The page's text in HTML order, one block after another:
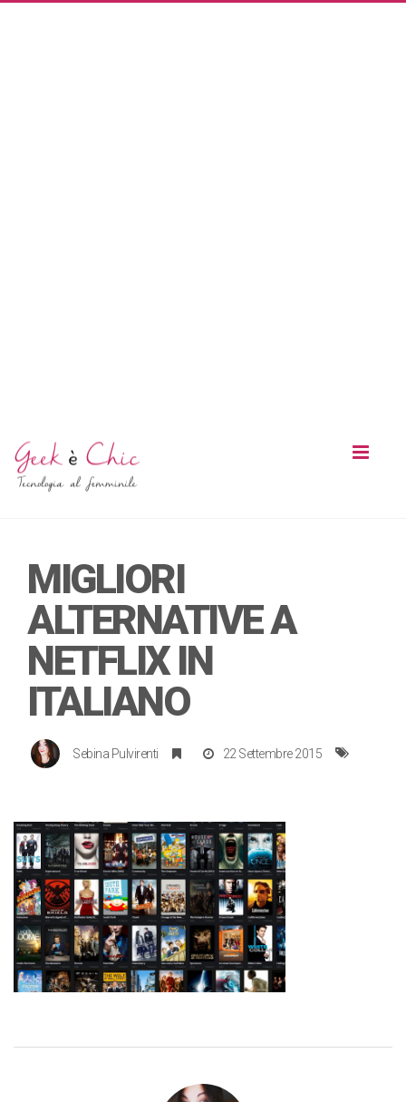
MIGLIORI
ALTERNATIVE A
NETFLIX IN
ITALIANO
Sebina Pulvirenti 22 Settembre 2015